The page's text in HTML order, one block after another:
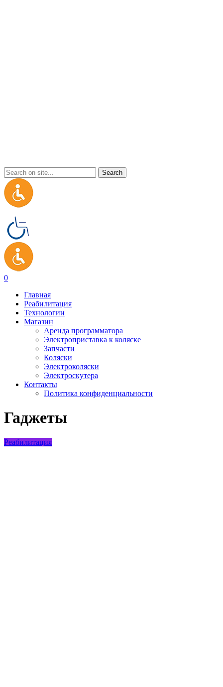
0
Главная
Реабилитация
Технологии
Магазин
Аренда программатора
Электроприставка к коляске
Запчасти
Коляски
Электроколяски
Электроскутера
Контакты
Политика конфиденциальности
Гаджеты
Реабилитация